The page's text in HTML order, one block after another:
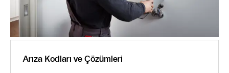
Arıza Kodları ve Çözümleri